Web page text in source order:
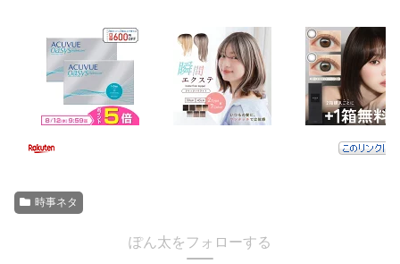
時事ネタ
ぽん太をフォローする